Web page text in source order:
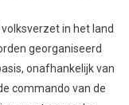
in het land
georganiseerd
onafhankelijk van
commando van de